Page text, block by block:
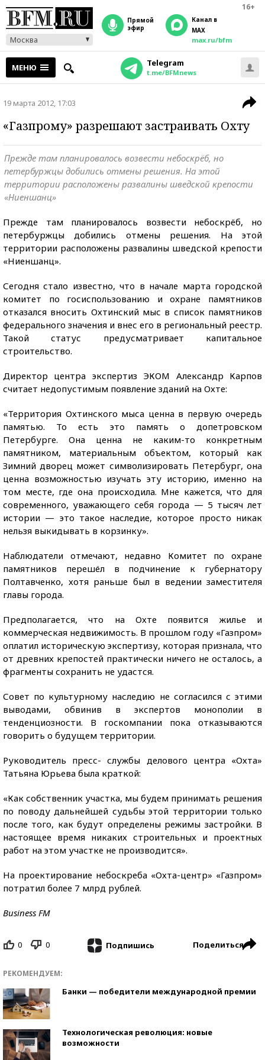
16+
Москва
прямой
эфир
Канал в
MAX
max.ru/bfm
МЕНЮ Telegram
t.me/BFMnews
19 марта 2012, 17:03
«Газпрому» разрешают застраивать Охту
Прежде там планировалось возвести небоскрёб, но
петербуржцы добились отмены решения. На этой
территории расположены развалины шведской крепости
«Ниеншанц»
Прежде там планировалось возвести небоскрёб, но
петербуржцы добились отмены решения. На этой
территории расположены развалины шведской крепости
«Ниеншанц».
Сегодня стало известно, что в начале марта городской
комитет по госиспользованию и охране памятников
отказался вносить Охтинский мыс в список памятников
федерального значения и внес его в региональный реестр.
Такой статус предусматривает капитальное
строительство.
Директор центра экспертиз ЭКОМ Александр Карпов
считает недопустимым появление зданий на Охте:
«Территория Охтинского мыса ценна в первую очередь
памятью. То есть это память о допетровском
Петербурге. Она ценна не каким-то конкретным
памятником, материальным объектом, который как
Зимний дворец может символизировать Петербург, она
ценна возможностью изучать эту историю, именно на
том месте, где она происходила. Мне кажется, что для
современного, уважающего себя города — 5 тысяч лет
истории — это такое наследие, которое просто никак
нельзя выкидывать в корзинку».
Наблюдатели отмечают, недавно Комитет по охране
памятников перешёл в подчинение к губернатору
Полтавченко, хотя раньше был в ведении заместителя
главы города.
Предполагается, что на Охте появится жилье и
коммерческая недвижимость. В прошлом году «Газпром»
оплатил историческую экспертизу, которая признала, что
от древних крепостей практически ничего не осталось, а
фрагменты сохранить не удастся.
Совет по культурному наследию не согласился с этими
выводами, обвинив в экспертов монополии в
тенденциозности. В госкомпании пока отказываются
говорить о будущем территории.
Руководитель пресс- службы делового центра «Охта»
Татьяна Юрьева была краткой:
«Как собственник участка, мы будем принимать решения
по поводу дальнейшей судьбы этой территории только
после того, как будут определены режимы застройки. В
настоящее время никаких строительных и проектных
работ на этом участке не производится».
На проектирование небоскреба «Охта-центр» «Газпром»
потратил более 7 млрд рублей.
Business FM
0 0 Подпишись Поделиться
РЕКОМЕНДУЕМ:
Банки — победители международной премии
Технологическая революция: новые
возможности